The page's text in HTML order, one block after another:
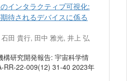
インタラクティブ可視化:
待されるデバイスに係る
田 貴行, 田中 雅光, 井上 弘
構研究開発報告: 宇宙科学情
RR-22-009(12) 31-40 2023年